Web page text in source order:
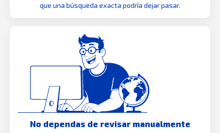
que una búsqueda exacta podría dejar pasar.
No dependas de revisar manualmente